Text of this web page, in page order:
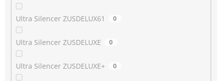
Ultra Silencer ZUSDELUX61 0
Ultra Silencer ZUSDELUXE 0
Ultra Silencer ZUSDELUXE+ 0